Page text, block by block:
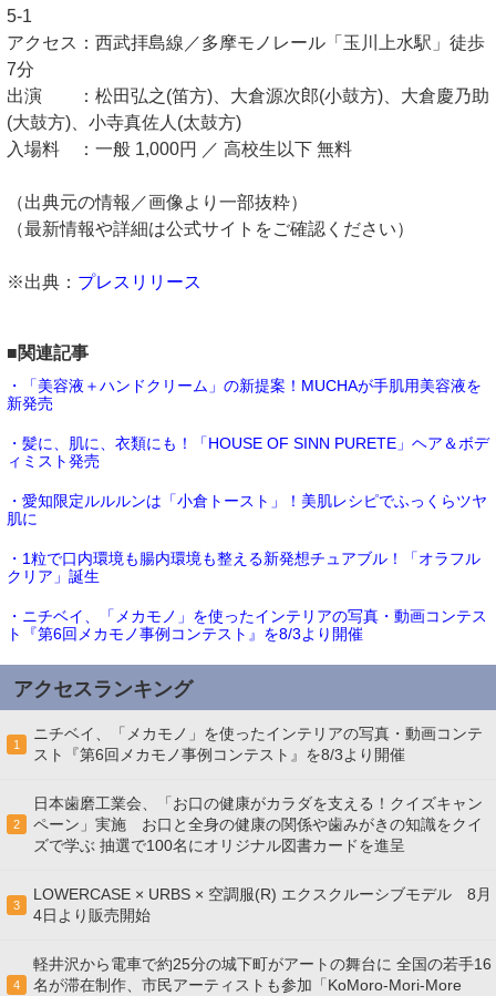
5-1
アクセス：西武拝島線／多摩モノレール「玉川上水駅」徒歩
7分
出演 ：松田弘之(笛方)、大倉源次郎(小鼓方)、大倉慶乃助
(大鼓方)、小寺真佐人(太鼓方)
入場料 ：一般 1,000円 ／ 高校生以下 無料
（出典元の情報／画像より一部抜粋）
（最新情報や詳細は公式サイトをご確認ください）
※出典： プレスリリース
■関連記事
・「美容液＋ハンドクリーム」の新提案！MUCHAが手肌用美容液を
新発売
・髪に、肌に、衣類にも！「HOUSE OF SINN PURETE」ヘア＆ボデ
ィミスト発売
・愛知限定ルルルンは「小倉トースト」！美肌レシピでふっくらツヤ
肌に
・1粒で口内環境も腸内環境も整える新発想チュアブル！「オラフル
クリア」誕生
・ニチベイ、「メカモノ」を使ったインテリアの写真・動画コンテス
ト『第6回メカモノ事例コンテスト』を8/3より開催
アクセスランキング
1
ニチベイ、「メカモノ」を使ったインテリアの写真・動画コンテ
スト『第6回メカモノ事例コンテスト』を8/3より開催
2
日本歯磨工業会、「お口の健康がカラダを支える！クイズキャン
ペーン」実施 お口と全身の健康の関係や歯みがきの知識をクイ
ズで学ぶ 抽選で100名にオリジナル図書カードを進呈
3
LOWERCASE × URBS × 空調服(R) エクスクルーシブモデル 8月
4日より販売開始
4
軽井沢から電車で約25分の城下町がアートの舞台に 全国の若手16
名が滞在制作、市民アーティストも参加「KoMoro-Mori-More